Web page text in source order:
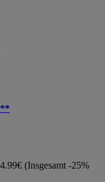
(Insgesamt -25%